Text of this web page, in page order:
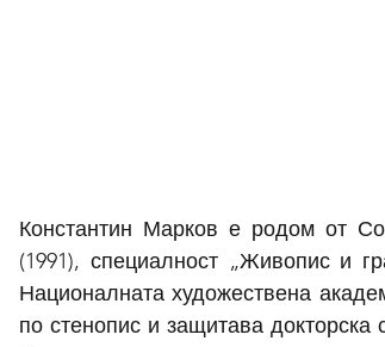
Константин Марков е родом от
(1991), специалност „Живопис и
Националната художествена
по стенопис и защитава